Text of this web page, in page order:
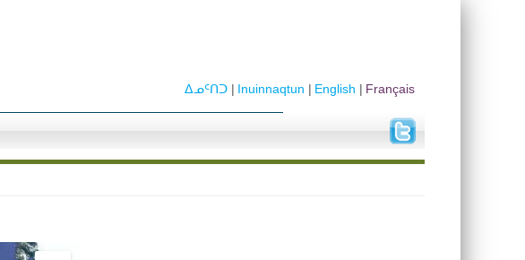
Français
English
Inuinnaqtun
ᐃᓄᑦᑎᑐ